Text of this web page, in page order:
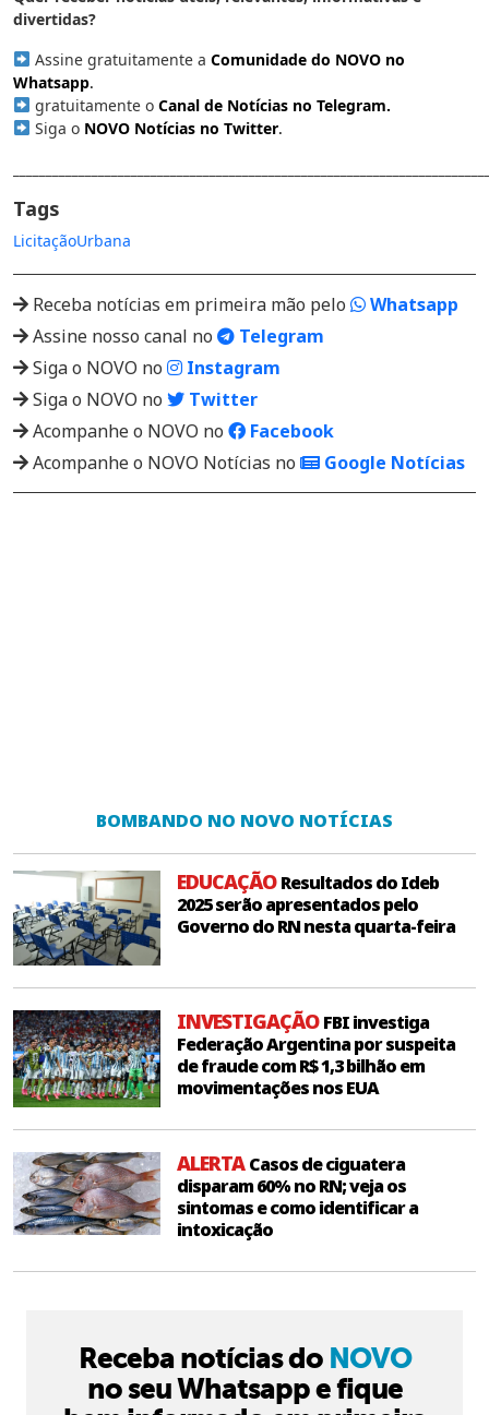
divertidas?
Assine gratuitamente a Comunidade do NOVO no
Whatsapp.
gratuitamente o Canal de Notícias no Telegram.
Siga o NOVO Notícias no Twitter.
Tags
LicitaçãoUrbana
Receba notícias em primeira mão pelo
Whatsapp
Assine nosso canal no
Telegram
Siga o NOVO no
Instagram
Siga o NOVO no
Twitter
Acompanhe o NOVO no
Facebook
Acompanhe o NOVO Notícias no
Google Notícias
BOMBANDO NO NOVO NOTÍCIAS
EDUCAÇÃOResultados do Ideb
2025 serão apresentados pelo
Governo do RN nesta quarta-feira
INVESTIGAÇÃOFBI investiga
Federação Argentina por suspeita
de fraude com R$ 1,3 bilhão em
movimentações nos EUA
ALERTACasos de ciguatera
disparam 60% no RN; veja os
sintomas e como identificar a
intoxicação
Receba notícias do NOVO
no seu Whatsapp e fique